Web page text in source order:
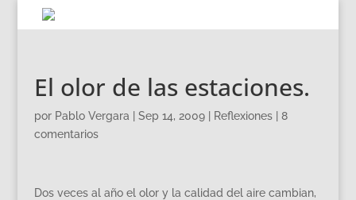
El olor de las estaciones.
por Pablo Vergara Sep 14, 2009| Reflexiones| 8
comentarios
Dos veces al año el olor y la calidad del aire cambian,